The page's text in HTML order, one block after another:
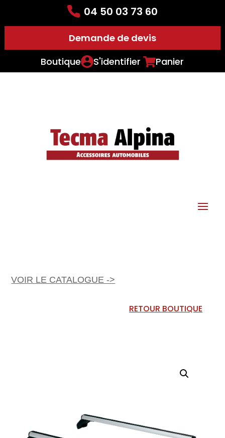
04 50 03 73 60
Demande de devis
Boutique
S'identifier Panier
VOIR LE CATALOGUE ->
RETOUR BOUTIQUE